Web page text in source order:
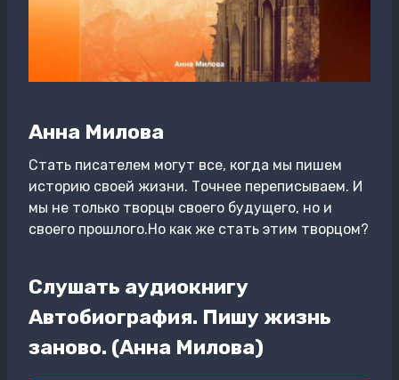
Анна Милова
Стать писателем могут все, когда мы пишем
историю своей жизни. Точнее переписываем. И
мы не только творцы своего будущего, но и
своего прошлого.Но как же стать этим творцом?
Слушать аудиокнигу
Автобиография. Пишу жизнь
заново. (Анна Милова)